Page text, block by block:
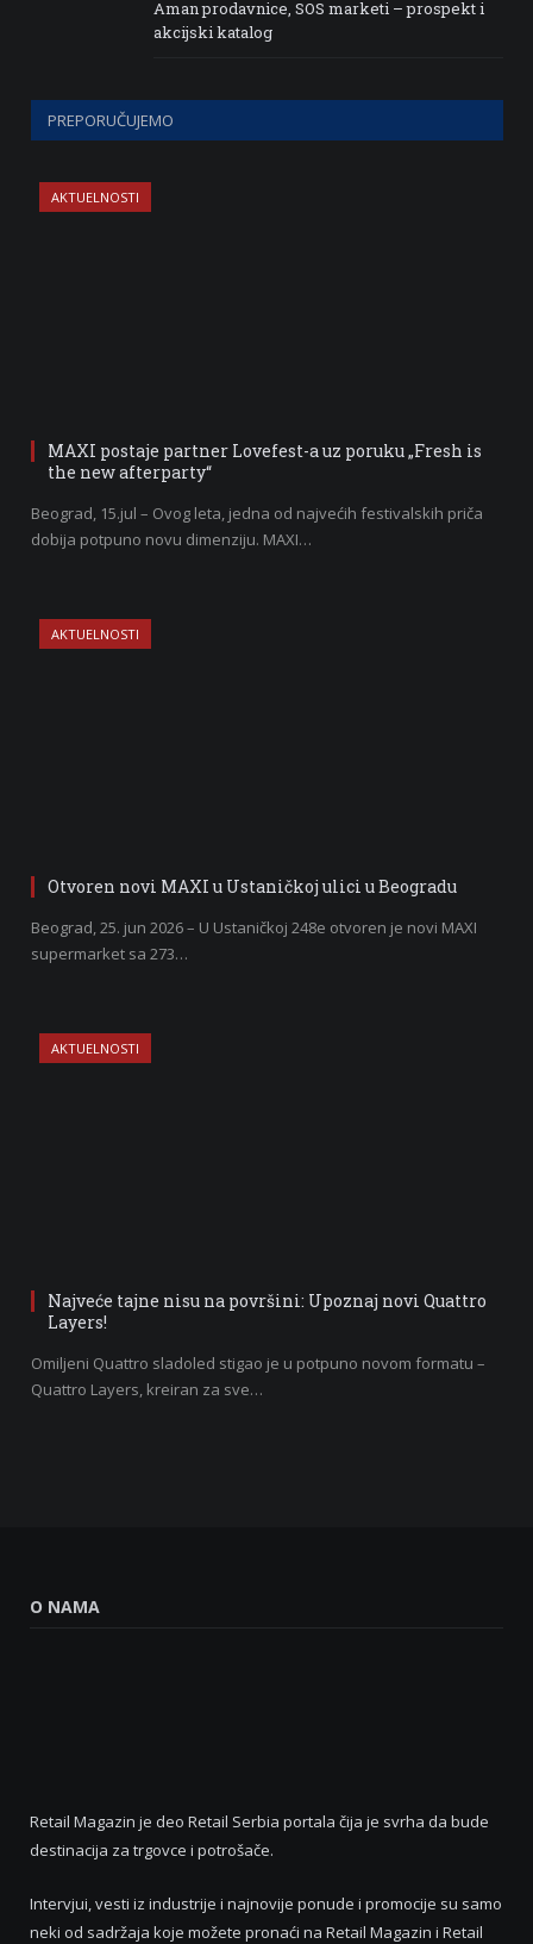
Aman prodavnice, SOS marketi – prospekt i
akcijski katalog
PREPORUČUJEMO
AKTUELNOSTI
MAXI postaje partner Lovefest-a uz poruku „Fresh is
the new afterparty“
Beograd, 15.jul – Ovog leta, jedna od najvećih festivalskih priča
dobija potpuno novu dimenziju. MAXI…
AKTUELNOSTI
Otvoren novi MAXI u Ustaničkoj ulici u Beogradu
Beograd, 25. jun 2026 – U Ustaničkoj 248e otvoren je novi MAXI
supermarket sa 273…
AKTUELNOSTI
Najveće tajne nisu na površini: Upoznaj novi Quattro
Layers!
Omiljeni Quattro sladoled stigao je u potpuno novom formatu –
Quattro Layers, kreiran za sve…
O NAMA
Retail Magazin je deo Retail Serbia portala čija je svrha da bude
destinacija za trgovce i potrošače.
Intervjui, vesti iz industrije i najnovije ponude i promocije su samo
neki od sadržaja koje možete pronaći na Retail Magazin i Retail